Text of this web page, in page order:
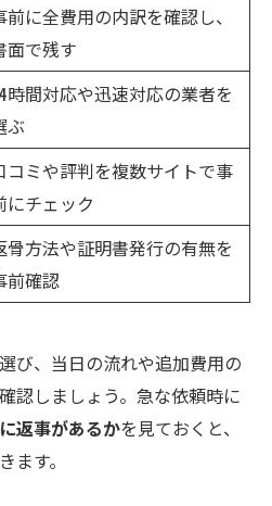
前に全費用の内訳を確認し、
面で残す
時間対応や迅速対応の業者を
ぶ
コミや評判を複数サイトで事
にチェック
骨方法や証明書発行の有無を
前確認
び、当日の流れや追加費用の
認しましょう。急な依頼時に
返事があるかを見ておくと、
ます。